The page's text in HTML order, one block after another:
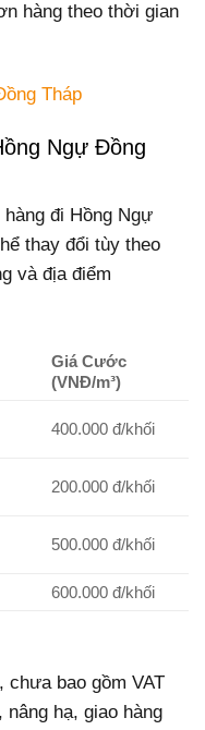
hàng theo thời gian
Tháp
Ngự Đồng
đi Hồng Ngự
thay đổi tùy theo
và địa điểm
Giá Cước
(VNĐ/m³)
400.000 đ/khối
200.000 đ/khối
500.000 đ/khối
600.000 đ/khối
chưa bao gồm VAT
hạ, giao hàng